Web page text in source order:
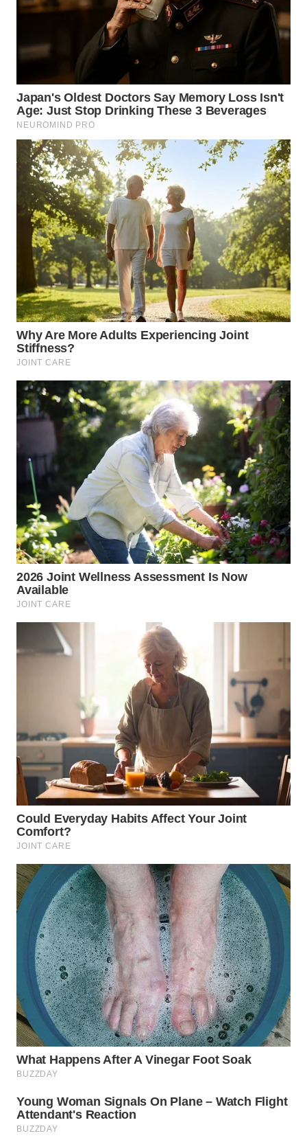
SULUT
WN
MALUKU
WN
MALUT
WN
DAIRI
WN
DANAU
TOBA
WN
NIAS
WN
LANGKAT
WN
TAPANULI
SELATAN
TANJUNG
LESUNG
WN
KARO
WN
SIMALUNGUN
WN
LABUHANBATU
WN DELI
SERDANG
WN
TEBING
TINGGI
WN
PAKPAK
WN
KARAWANG
WN
BEKASI
WN
BOGOR
WN
WN
TAPANULI